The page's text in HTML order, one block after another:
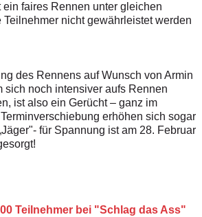
faires Rennen unter gleichen
nicht gewährleistet werden
des Rennens auf Wunsch von Armin
sich noch intensiver aufs Rennen
ist also ein Gerücht – ganz im
erhöhen sich sogar
für Spannung ist am 28. Februar
Teilnehmer bei "Schlag das Ass"